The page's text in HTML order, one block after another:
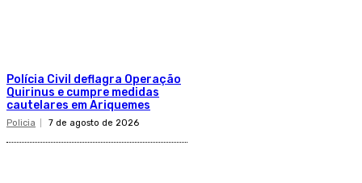
Polícia Civil deflagra Operação
Quirinus e cumpre medidas
cautelares em Ariquemes
Policia 7 de agosto de 2026